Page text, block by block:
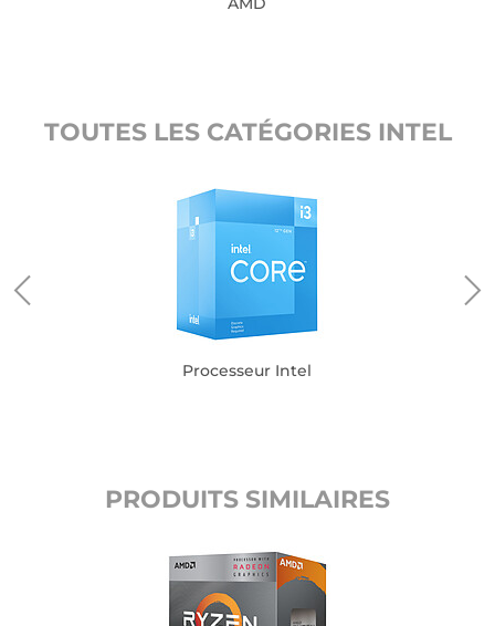
TOUTES LES CATÉGORIES INTEL
Processeur Intel
PRODUITS SIMILAIRES